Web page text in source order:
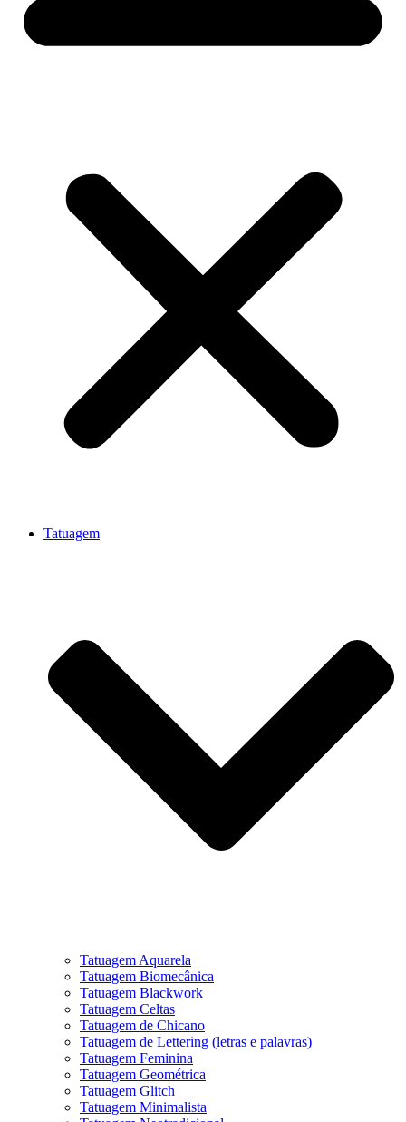
Tatuagem
Tatuagem Aquarela
Tatuagem Biomecânica
Tatuagem Blackwork
Tatuagem Celtas
Tatuagem de Chicano
Tatuagem de Lettering (letras e palavras)
Tatuagem Feminina
Tatuagem Geométrica
Tatuagem Glitch
Tatuagem Minimalista